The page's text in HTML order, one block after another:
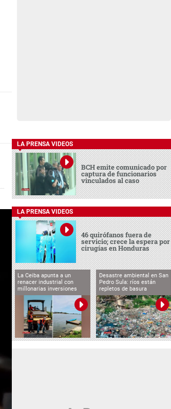
LA PRENSA VIDEOS
BCH emite comunicado por
captura de funcionarios
vinculados al caso
LA PRENSA VIDEOS
46 quirófanos fuera de
servicio; crece la espera por
cirugías en Honduras
La Ceiba apunta a un
renacer industrial con
millonarias inversiones
Desastre ambiental en San
Pedro Sula: ríos están
repletos de basura